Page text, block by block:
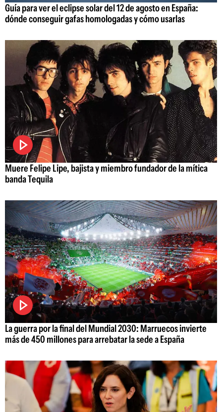
Guía para ver el eclipse solar del 12 de agosto en España:
dónde conseguir gafas homologadas y cómo usarlas
Muere Felipe Lipe, bajista y miembro fundador de la mítica
banda Tequila
La guerra por la final del Mundial 2030: Marruecos invierte
más de 450 millones para arrebatar la sede a España